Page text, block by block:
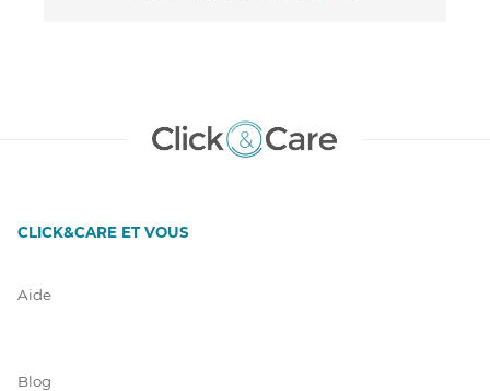
CLICK&CARE ET VOUS
Aide
Blog